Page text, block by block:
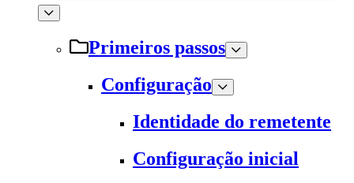
Primeiros passos
Configuração
Identidade do remetente
Configuração inicial